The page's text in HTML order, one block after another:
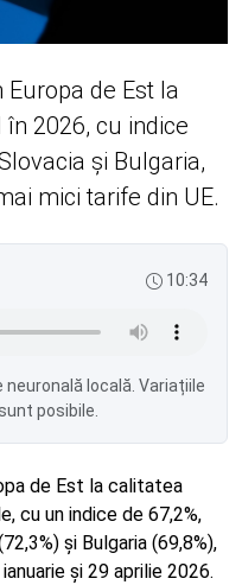
de Est la
2026, cu indice
și Bulgaria,
mici tarife din UE.
10:34
locală. Variațiile
posibile.
de Est la calitatea
cu un indice de 67,2%,
și Bulgaria (69,8%),
și 29 aprilie 2026.